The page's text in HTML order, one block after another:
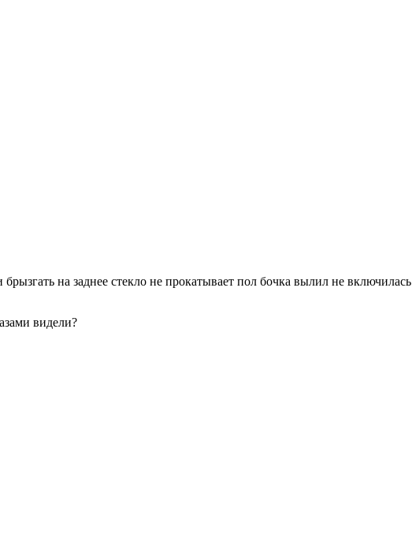
на заднее стекло не прокатывает пол бочка вылил не включилась
видели?